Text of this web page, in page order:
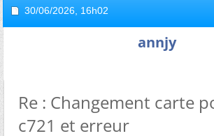
30/06/2026, 16h02
annjy
Re : Changement carte
c721 et erreur